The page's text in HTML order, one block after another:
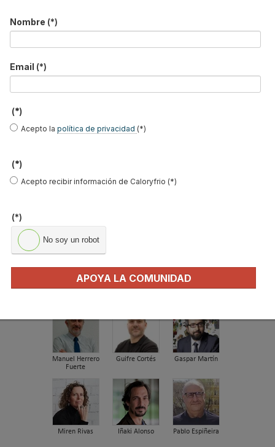
acondicionado
¿Cómo detectar el gas radón? Medición y
José Ramón
José Luis
Carles Borrás
Manuel Herrero
Fuerte
Guifre Cortés Gaspar Martín
Miren Rivas Iñaki Alonso Pablo Espiñeira
Nombre (*)
Email (*)
(*)
Acepto la política de privacidad (*)
(*)
Acepto recibir información de Caloryfrio (*)
(*)
No soy un robot
APOYA LA COMUNIDAD